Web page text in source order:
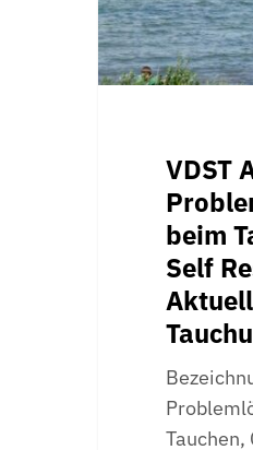
Self
Rescue
Diver,
VDST
beim
Self
Tauchen,